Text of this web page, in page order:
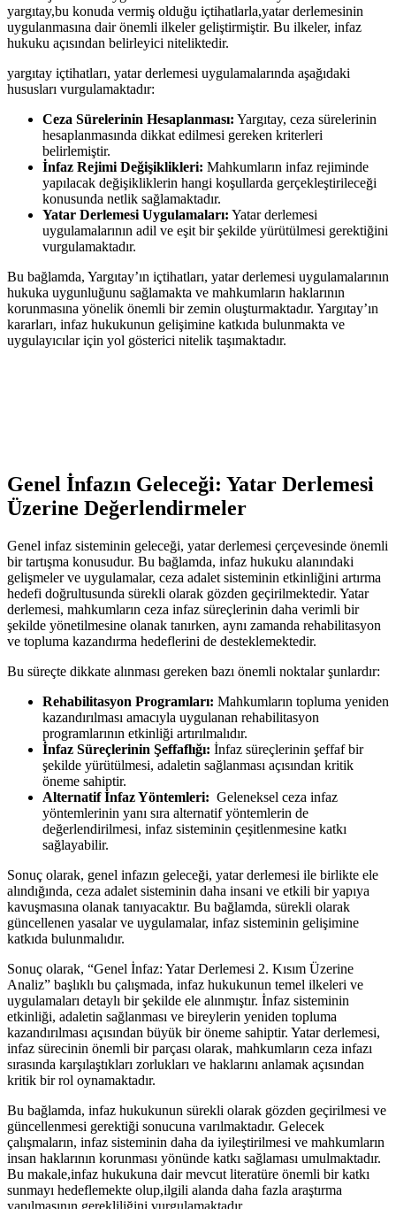
yargıtay,bu ‍konuda vermiş olduğu içtihatlarla,yatar⁣ derlemesinin
⁤uygulanmasına dair önemli ilkeler geliştirmiştir. ⁢Bu ilkeler, infaz
hukuku açısından belirleyici niteliktedir.
yargıtay içtihatları, yatar derlemesi uygulamalarında aşağıdaki
hususları vurgulamaktadır:
Ceza Sürelerinin Hesaplanması: Yargıtay, ceza sürelerinin
hesaplanmasında dikkat edilmesi‌ gereken kriterleri
belirlemiştir.
İnfaz Rejimi Değişiklikleri: Mahkumların infaz rejiminde
yapılacak değişikliklerin hangi koşullarda gerçekleştirileceği
konusunda netlik sağlamaktadır.
Yatar Derlemesi‌ Uygulamaları: Yatar ⁤derlemesi
uygulamalarının adil ve ​eşit bir‌ şekilde yürütülmesi gerektiğini
vurgulamaktadır.
Bu bağlamda, Yargıtay’ın içtihatları, yatar derlemesi uygulamalarının⁤
hukuka‍ uygunluğunu sağlamakta ve ⁢mahkumların haklarının
korunmasına⁤ yönelik önemli bir zemin oluşturmaktadır. Yargıtay’ın
kararları, infaz hukukunun⁣ gelişimine katkıda bulunmakta ve
uygulayıcılar için yol gösterici nitelik ⁤taşımaktadır.
Genel İnfazın Geleceği: Yatar Derlemesi
Üzerine Değerlendirmeler
Genel infaz⁢ sisteminin geleceği, yatar derlemesi çerçevesinde ‌önemli‌
bir⁢ tartışma konusudur. Bu bağlamda, infaz hukuku alanındaki
gelişmeler ve uygulamalar, ceza adalet sisteminin etkinliğini artırma
hedefi ‍doğrultusunda sürekli olarak gözden geçirilmektedir.⁤ Yatar
derlemesi, ​mahkumların ceza infaz süreçlerinin daha verimli bir​
şekilde yönetilmesine olanak tanırken, aynı zamanda rehabilitasyon
ve topluma kazandırma hedeflerini‍ de desteklemektedir.
Bu süreçte dikkate ‌alınması gereken​ bazı‍ önemli‍ noktalar şunlardır:
Rehabilitasyon Programları: Mahkumların topluma‍ yeniden
kazandırılması ​amacıyla uygulanan rehabilitasyon
programlarının etkinliği ⁤artırılmalıdır.
İnfaz Süreçlerinin Şeffaflığı: İnfaz⁤ süreçlerinin şeffaf bir
şekilde yürütülmesi, adaletin sağlanması⁢ açısından kritik
öneme sahiptir.
Alternatif İnfaz⁣ Yöntemleri: ⁢ Geleneksel ceza infaz
yöntemlerinin yanı sıra ⁣alternatif yöntemlerin⁣ de
değerlendirilmesi, infaz sisteminin çeşitlenmesine katkı
⁣sağlayabilir.
Sonuç olarak, genel infazın geleceği, yatar‌ derlemesi ile birlikte‍ ele
alındığında, ceza adalet sisteminin daha insani ve etkili ‍bir yapıya
kavuşmasına ‍olanak tanıyacaktır. Bu bağlamda, sürekli⁣ olarak
güncellenen yasalar⁤ ve uygulamalar, infaz sisteminin gelişimine⁤
katkıda bulunmalıdır.
Sonuç olarak, “Genel İnfaz: Yatar​ Derlemesi 2. Kısım Üzerine
Analiz” başlıklı ⁤bu çalışmada, infaz hukukunun temel ilkeleri ve
uygulamaları detaylı bir şekilde ele alınmıştır. ​İnfaz sisteminin
etkinliği, adaletin sağlanması ve bireylerin yeniden topluma
kazandırılması açısından‌ büyük bir​ öneme sahiptir. Yatar derlemesi,
infaz sürecinin önemli bir ⁢parçası olarak, ‍mahkumların ceza infazı
⁢sırasında karşılaştıkları ​zorlukları⁢ ve haklarını anlamak açısından
kritik bir rol oynamaktadır.
Bu bağlamda, infaz hukukunun sürekli olarak⁤ gözden geçirilmesi ​ve
güncellenmesi⁣ gerektiği sonucuna ‌varılmaktadır. Gelecek
çalışmaların, infaz sisteminin daha‍ da iyileştirilmesi ve mahkumların
insan haklarının korunması yönünde katkı sağlaması ⁢umulmaktadır.
Bu makale,infaz hukukuna dair mevcut literatüre önemli bir katkı
sunmayı hedeflemekte olup,ilgili ⁤alanda​ daha ⁤fazla araştırma
yapılmasının gerekliliğini vurgulamaktadır.